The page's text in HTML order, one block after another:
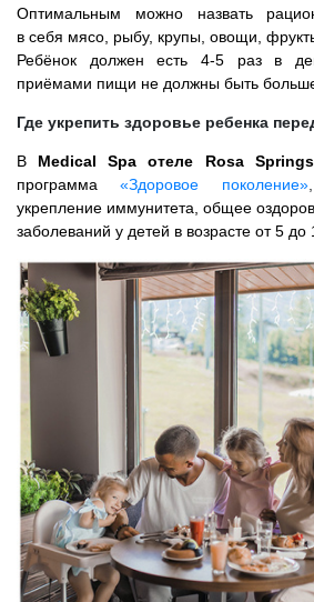
Оптимальным можно назвать
в себя мясо, рыбу, крупы, овощи,
Ребёнок должен есть 4-5 раз в
приёмами пищи не должны быть
Где укрепить здоровье ребенка
В Medical Spa отеле Rosa
программа
«Здоровое поколение»,
укрепление иммунитета, общее
заболеваний у детей в возрасте от 5 до